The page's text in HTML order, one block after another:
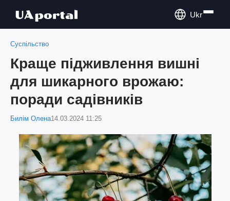
Ukr
Суспільство
Краще підживлення вишні
для шикарного врожаю:
поради садівників
Билім Олена14.03.2024 11:25